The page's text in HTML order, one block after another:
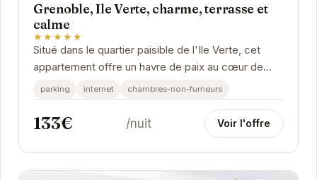
Grenoble, Ile Verte, charme, terrasse et
calme
★★★★★
Situé dans le quartier paisible de l'Ile Verte, cet
appartement offre un havre de paix au cœur de
Grenoble. Avec sa terrasse privée, vous pourrez...
parking internet chambres-non-fumeurs
133€ /nuit Voir l'offre